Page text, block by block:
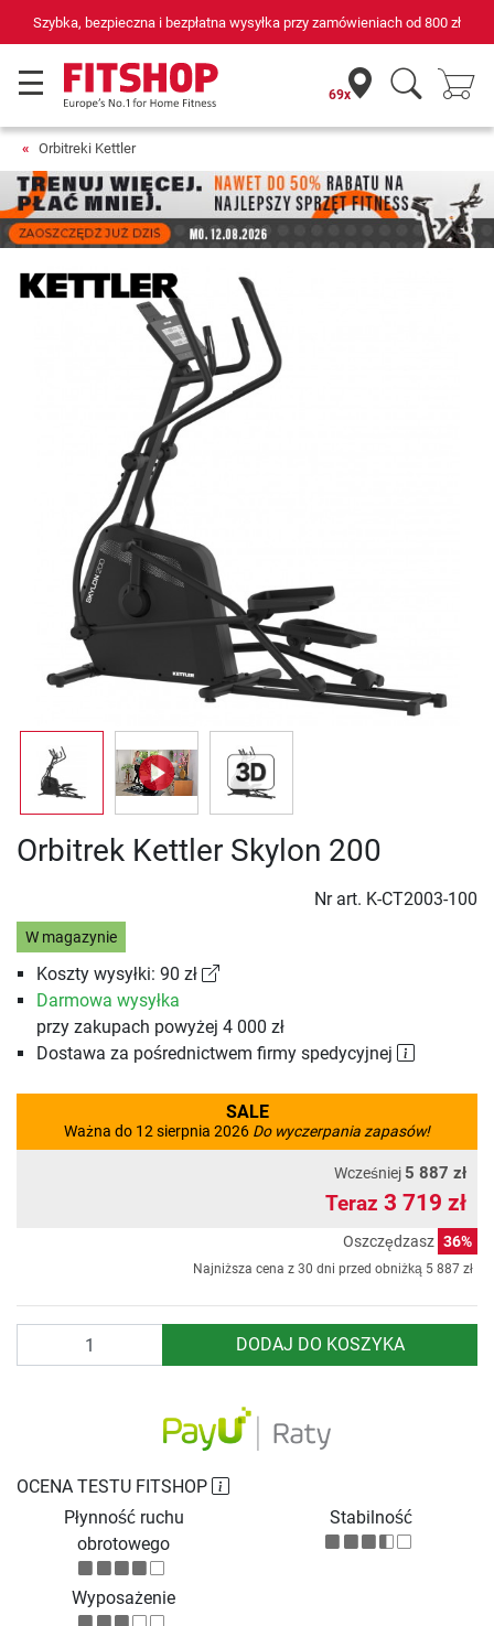
Szybka, bezpieczna i bezpłatna wysyłka przy zamówieniach od800 zł
69x
Orbitreki Kettler
Orbitrek Kettler Skylon 200
Nr art. K-CT2003-100
W magazynie
Koszty wysyłki: 90 zł
Darmowa wysyłka
przy zakupach powyżej 4 000 zł
Dostawa za pośrednictwem firmy spedycyjnej
SALE
Ważna do 12 sierpnia 2026 Do wyczerpania zapasów!
Wcześniej 5 887 zł
Teraz 3 719 zł
Oszczędzasz 36%
Najniższa cena z 30 dni przed obniżką 5 887 zł
DODAJ DO KOSZYKA
OCENA TESTU FITSHOP
Płynność ruchu
obrotowego
Stabilność
Wyposażenie